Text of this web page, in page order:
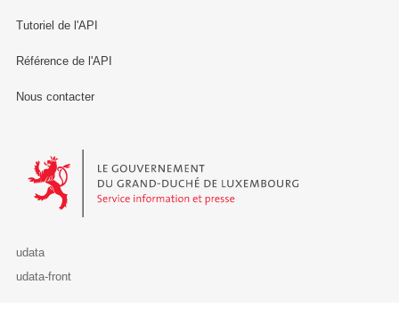
Tutoriel de l'API
Référence de l'API
Nous contacter
Le Gouvernement du Grand-Duché de Luxembourg - Service
udata
udata-front